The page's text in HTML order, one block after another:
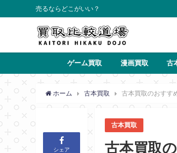
売るならどこがいい？
ゲーム買取 漫画買取 古
ホーム 古本買取 古本買取のおすす
シェア
古本買取
古本買取